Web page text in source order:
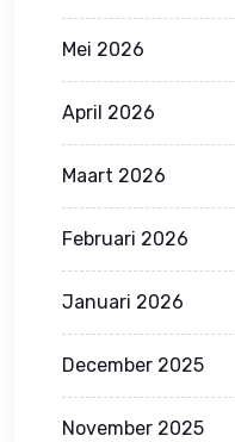
Mei 2026
April 2026
Maart 2026
Februari 2026
Januari 2026
December 2025
November 2025